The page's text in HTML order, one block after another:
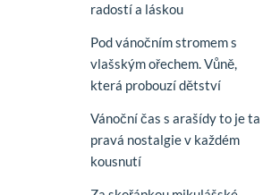
radostí a láskou
Pod vánočním stromem s
vlašským ořechem. Vůně,
která probouzí dětství
Vánoční čas s arašídy to je ta
pravá nostalgie v každém
kousnutí